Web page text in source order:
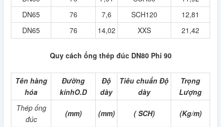
DN65
76 7,6 SCH120
12,81
DN65
76 14,02 XXS 21,42
Quy cách ống thép đúc DN80 Phi 90
Tên hàng
hóa
Đường
kínhO.D
Độ
dày
Tiêu chuẩn Độ
dày
Trọng
Lượng
Thép ống
đúc
(mm) (mm) ( SCH) (Kg/m)